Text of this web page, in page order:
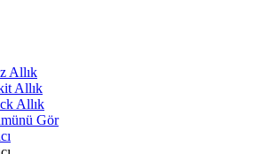
Allık
Allık
Allık
Gör